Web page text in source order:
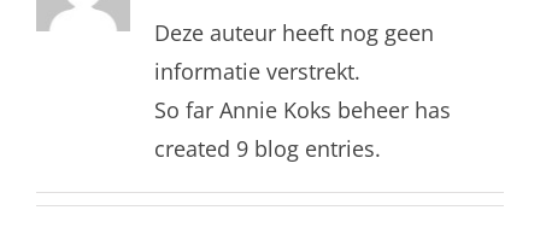
Deze auteur heeft nog geen
informatie verstrekt.
So far Annie Koks beheer has
created 9 blog entries.